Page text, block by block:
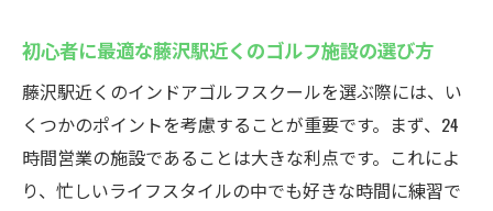
験を実現
果
最新技術を駆使した練習方法の紹介
シミュレーターが初心者に与える効果とは
初心者に最適な藤沢駅近くのゴルフ施設の選び方
藤沢駅近くのインドアゴルフスクールを選ぶ際には、い
くつかのポイントを考慮することが重要です。まず、24
時間営業の施設であることは大きな利点です。これによ
り、忙しいライフスタイルの中でも好きな時間に練習で